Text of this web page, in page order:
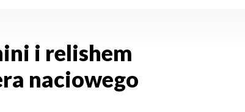
i relishem
naciowego